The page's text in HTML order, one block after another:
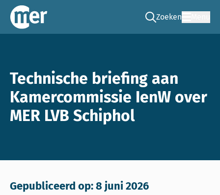
Commissie mer
Zoeken
Ga naar de zoek
Technische briefing aan
Kamercommissie IenW over
MER LVB Schiphol
Gepubliceerd op: 8 juni 2026